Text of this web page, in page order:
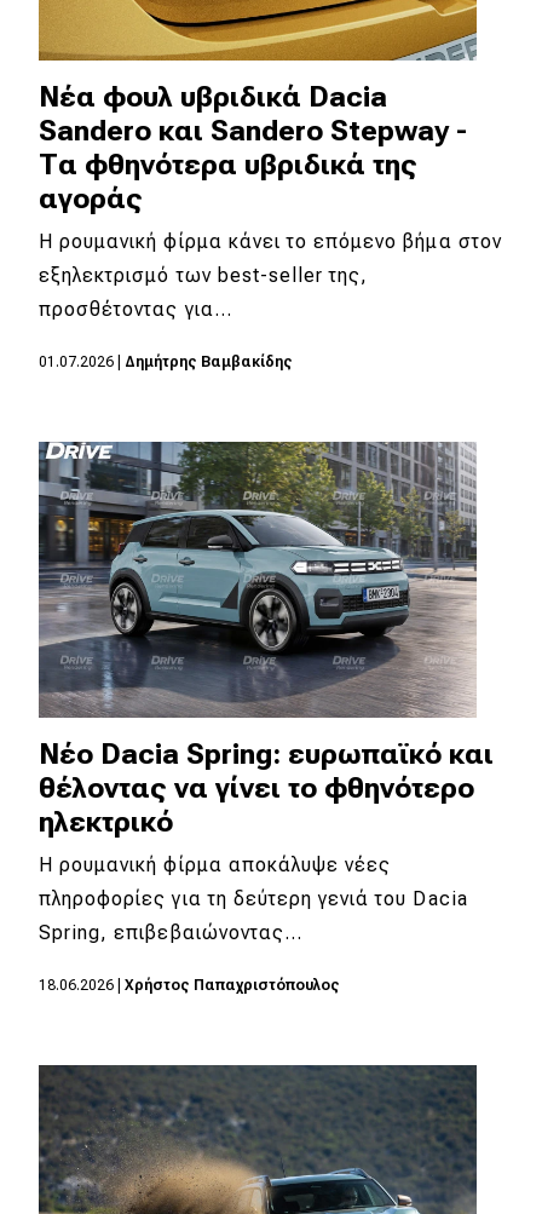
Νέα φουλ υβριδικά Dacia
Sandero και Sandero Stepway -
Τα φθηνότερα υβριδικά της
αγοράς
Η ρουμανική φίρμα κάνει το επόμενο βήμα στον
εξηλεκτρισμό των best-seller της,
προσθέτοντας για…
01.07.2026 Δημήτρης Βαμβακίδης
Νέο Dacia Spring: ευρωπαϊκό και
θέλοντας να γίνει το φθηνότερο
ηλεκτρικό
Η ρουμανική φίρμα αποκάλυψε νέες
πληροφορίες για τη δεύτερη γενιά του Dacia
Spring, επιβεβαιώνοντας…
18.06.2026 Χρήστος Παπαχριστόπουλος